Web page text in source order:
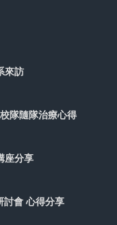
來訪
隊隨隊治療心得
座分享
討會 心得分享